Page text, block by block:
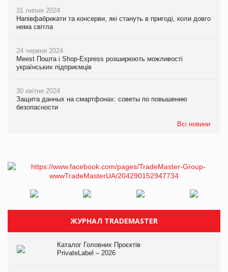
31 липня 2024
Напівфабрикати та консерви, які стануть в пригоді, коли довго
нема світла
24 червня 2024
Meest Пошта і Shop-Express розширюють можливості
українських підприємців
30 квітня 2024
Защита данных на смартфонах: советы по повышению
безопасности
Всі новини
ЖУРНАЛ TRADEMASTER
Каталог Головних Проєктів
PrivateLabel – 2026